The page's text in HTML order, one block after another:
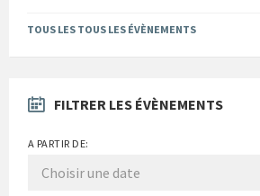
to
calendar
TOUS LES TOUS LES ÉVÈNEMENTS
FILTRER LES ÉVÈNEMENTS
A PARTIR DE: